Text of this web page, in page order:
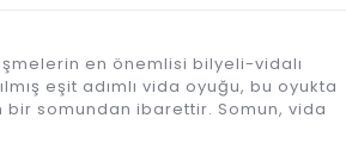
en önemlisi bilyeli-vidalı
eşit adımlı vida oyuğu, bu oyukta
somundan ibarettir. Somun, vida